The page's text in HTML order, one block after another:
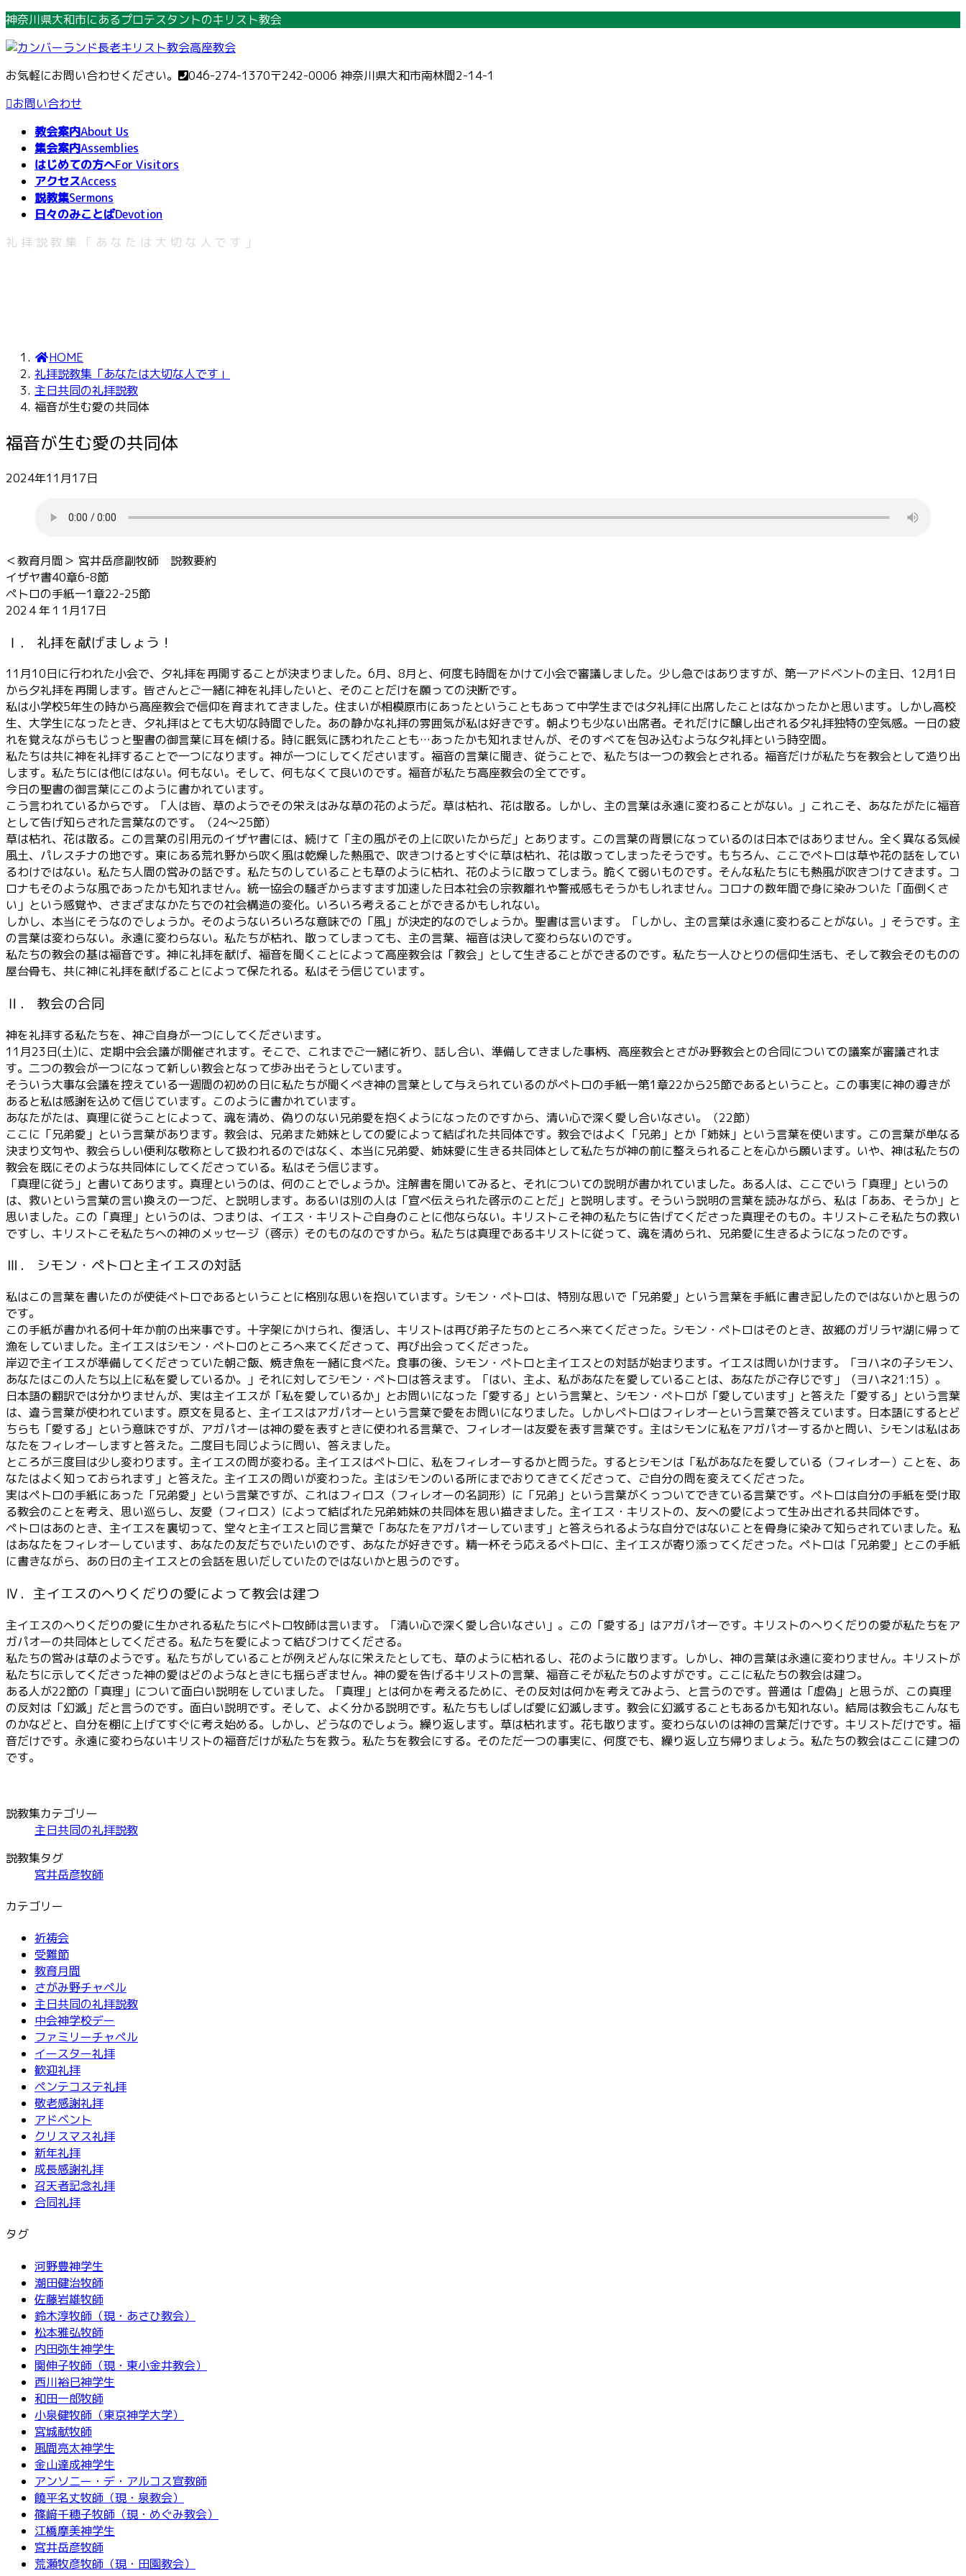
コ
テ
ン
ツ
へ
ナ
ゲ
ー
シ
ョ
神奈川県大和市にあるプロテスタントのキリスト教会
お気軽にお問い合わせください。 046-274-1370〒242-0006 神奈川県大和市南林間2-14-1
お問い合わせ
教会案内About Us
集会案内Assemblies
はじめての方へFor Visitors
アクセスAccess
説教集Sermons
日々のみことばDevotion
礼拝説教集「あなたは大切な人です」
HOME
礼拝説教集「あなたは大切な人です」
主日共同の礼拝説教
福音が生む愛の共同体
福音が生む愛の共同体
2024年11月17日
＜教育月間＞ 宮井岳彦副牧師 説教要約
イザヤ書40章6-8節
ペトロの手紙一1章22-25節
202４年１1月17日
Ⅰ． 礼拝を献げましょう！
11月10日に行われた小会で、夕礼拝を再開することが決まりました。6月、8月と、何度も時間をかけて小会で審議しました。少し急ではありますが、第一アドベントの主日、12月1日
から夕礼拝を再開します。皆さんとご一緒に神を礼拝したいと、そのことだけを願っての決断です。
私は小学校5年生の時から高座教会で信仰を育まれてきました。住まいが相模原市にあったということもあって中学生までは夕礼拝に出席したことはなかったかと思います。しかし高校
生、大学生になったとき、夕礼拝はとても大切な時間でした。あの静かな礼拝の雰囲気が私は好きです。朝よりも少ない出席者。それだけに醸し出される夕礼拝独特の空気感。一日の疲
れを覚えながらもじっと聖書の御言葉に耳を傾ける。時に眠気に誘われたことも…あったかも知れませんが、そのすべてを包み込むような夕礼拝という時空間。
私たちは共に神を礼拝することで一つになります。神が一つにしてくださいます。福音の言葉に聞き、従うことで、私たちは一つの教会とされる。福音だけが私たちを教会として造り出
します。私たちには他にはない。何もない。そして、何もなくて良いのです。福音が私たち高座教会の全てです。
今日の聖書の御言葉にこのように書かれています。
こう言われているからです。「人は皆、草のようでその栄えはみな草の花のようだ。草は枯れ、花は散る。しかし、主の言葉は永遠に変わることがない。」これこそ、あなたがたに福音
として告げ知らされた言葉なのです。（24〜25節）
草は枯れ、花は散る。この言葉の引用元のイザヤ書には、続けて「主の風がその上に吹いたからだ」とあります。この言葉の背景になっているのは日本ではありません。全く異なる気候
風土、パレスチナの地です。東にある荒れ野から吹く風は乾燥した熱風で、吹きつけるとすぐに草は枯れ、花は散ってしまったそうです。もちろん、ここでペトロは草や花の話をしてい
るわけではない。私たち人間の営みの話です。私たちのしていることも草のように枯れ、花のように散ってしまう。脆くて弱いものです。そんな私たちにも熱風が吹きつけてきます。コ
ロナもそのような風であったかも知れません。統一協会の騒ぎからますます加速した日本社会の宗教離れや警戒感もそうかもしれません。コロナの数年間で身に染みついた「面倒くさ
い」という感覚や、さまざまなかたちでの社会構造の変化。いろいろ考えることができるかもしれない。
しかし、本当にそうなのでしょうか。そのようないろいろな意味での「風」が決定的なのでしょうか。聖書は言います。「しかし、主の言葉は永遠に変わることがない。」そうです。主
の言葉は変わらない。永遠に変わらない。私たちが枯れ、散ってしまっても、主の言葉、福音は決して変わらないのです。
私たちの教会の基は福音です。神に礼拝を献げ、福音を聞くことによって高座教会は「教会」として生きることができるのです。私たち一人ひとりの信仰生活も、そして教会そのものの
屋台骨も、共に神に礼拝を献げることによって保たれる。私はそう信じています。
Ⅱ． 教会の合同
神を礼拝する私たちを、神ご自身が一つにしてくださいます。
11月23日(土)に、定期中会会議が開催されます。そこで、これまでご一緒に祈り、話し合い、準備してきました事柄、高座教会とさがみ野教会との合同についての議案が審議されま
す。二つの教会が一つになって新しい教会となって歩み出そうとしています。
そういう大事な会議を控えている一週間の初めの日に私たちが聞くべき神の言葉として与えられているのがペトロの手紙一第1章22から25節であるということ。この事実に神の導きが
あると私は感謝を込めて信じています。このように書かれています。
あなたがたは、真理に従うことによって、魂を清め、偽りのない兄弟愛を抱くようになったのですから、清い心で深く愛し合いなさい。（22節）
ここに「兄弟愛」という言葉があります。教会は、兄弟また姉妹としての愛によって結ばれた共同体です。教会ではよく「兄弟」とか「姉妹」という言葉を使います。この言葉が単なる
決まり文句や、教会らしい便利な敬称として扱われるのではなく、本当に兄弟愛、姉妹愛に生きる共同体として私たちが神の前に整えられることを心から願います。いや、神は私たちの
教会を既にそのような共同体にしてくださっている。私はそう信じます。
「真理に従う」と書いてあります。真理というのは、何のことでしょうか。注解書を開いてみると、それについての説明が書かれていました。ある人は、ここでいう「真理」というの
は、救いという言葉の言い換えの一つだ、と説明します。あるいは別の人は「宣べ伝えられた啓示のことだ」と説明します。そういう説明の言葉を読みながら、私は「ああ、そうか」と
思いました。この「真理」というのは、つまりは、イエス・キリストご自身のことに他ならない。キリストこそ神の私たちに告げてくださった真理そのもの。キリストこそ私たちの救い
ですし、キリストこそ私たちへの神のメッセージ（啓示）そのものなのですから。私たちは真理であるキリストに従って、魂を清められ、兄弟愛に生きるようになったのです。
Ⅲ． シモン・ペトロと主イエスの対話
私はこの言葉を書いたのが使徒ペトロであるということに格別な思いを抱いています。シモン・ペトロは、特別な思いで「兄弟愛」という言葉を手紙に書き記したのではないかと思うの
です。
この手紙が書かれる何十年か前の出来事です。十字架にかけられ、復活し、キリストは再び弟子たちのところへ来てくださった。シモン・ペトロはそのとき、故郷のガリラヤ湖に帰って
漁をしていました。主イエスはシモン・ペトロのところへ来てくださって、再び出会ってくださった。
岸辺で主イエスが準備してくださっていた朝ご飯、焼き魚を一緒に食べた。食事の後、シモン・ペトロと主イエスとの対話が始まります。イエスは問いかけます。「ヨハネの子シモン、
あなたはこの人たち以上に私を愛しているか。」それに対してシモン・ペトロは答えます。「はい、主よ、私があなたを愛していることは、あなたがご存じです」（ヨハネ21:15）。
日本語の翻訳では分かりませんが、実は主イエスが「私を愛しているか」とお問いになった「愛する」という言葉と、シモン・ペトロが「愛しています」と答えた「愛する」という言葉
は、違う言葉が使われています。原文を見ると、主イエスはアガパオーという言葉で愛をお問いになりました。しかしペトロはフィレオーという言葉で答えています。日本語にするとど
ちらも「愛する」という意味ですが、アガパオーは神の愛を表すときに使われる言葉で、フィレオーは友愛を表す言葉です。主はシモンに私をアガパオーするかと問い、シモンは私はあ
なたをフィレオーしますと答えた。二度目も同じように問い、答えました。
ところが三度目は少し変わります。主イエスの問が変わる。主イエスはペトロに、私をフィレオーするかと問うた。するとシモンは「私があなたを愛している（フィレオー）ことを、あ
なたはよく知っておられます」と答えた。主イエスの問いが変わった。主はシモンのいる所にまでおりてきてくださって、ご自分の問を変えてくださった。
実はペトロの手紙にあった「兄弟愛」という言葉ですが、これはフィロス（フィレオーの名詞形）に「兄弟」という言葉がくっついてできている言葉です。ペトロは自分の手紙を受け取
る教会のことを考え、思い巡らし、友愛（フィロス）によって結ばれた兄弟姉妹の共同体を思い描きました。主イエス・キリストの、友への愛によって生み出される共同体です。
ペトロはあのとき、主イエスを裏切って、堂々と主イエスと同じ言葉で「あなたをアガパオーしています」と答えられるような自分ではないことを骨身に染みて知らされていました。私
はあなたをフィレオーしています、あなたの友だちでいたいのです、あなたが好きです。精一杯そう応えるペトロに、主イエスが寄り添ってくださった。ペトロは「兄弟愛」とこの手紙
に書きながら、あの日の主イエスとの会話を思いだしていたのではないかと思うのです。
Ⅳ．主イエスのへりくだりの愛によって教会は建つ
主イエスのへりくだりの愛に生かされる私たちにペトロ牧師は言います。「清い心で深く愛し合いなさい」。この「愛する」はアガパオーです。キリストのへりくだりの愛が私たちをア
ガパオーの共同体としてくださる。私たちを愛によって結びつけてくださる。
私たちの営みは草のようです。私たちがしていることが例えどんなに栄えたとしても、草のように枯れるし、花のように散ります。しかし、神の言葉は永遠に変わりません。キリストが
私たちに示してくださった神の愛はどのようなときにも揺らぎません。神の愛を告げるキリストの言葉、福音こそが私たちのよすがです。ここに私たちの教会は建つ。
ある人が22節の「真理」について面白い説明をしていました。「真理」とは何かを考えるために、その反対は何かを考えてみよう、と言うのです。普通は「虚偽」と思うが、この真理
の反対は「幻滅」だと言うのです。面白い説明です。そして、よく分かる説明です。私たちもしばしば愛に幻滅します。教会に幻滅することもあるかも知れない。結局は教会もこんなも
のかなどと、自分を棚に上げてすぐに考え始める。しかし、どうなのでしょう。繰り返します。草は枯れます。花も散ります。変わらないのは神の言葉だけです。キリストだけです。福
音だけです。永遠に変わらないキリストの福音だけが私たちを救う。私たちを教会にする。そのただ一つの事実に、何度でも、繰り返し立ち帰りましょう。私たちの教会はここに建つの
です。
説教集カテゴリー
主日共同の礼拝説教
説教集タグ
宮井岳彦牧師
カテゴリー
祈祷会
受難節
教育月間
さがみ野チャペル
主日共同の礼拝説教
中会神学校デー
ファミリーチャペル
イースター礼拝
歓迎礼拝
ペンテコステ礼拝
敬老感謝礼拝
アドベント
クリスマス礼拝
新年礼拝
成長感謝礼拝
召天者記念礼拝
合同礼拝
タグ
河野豊神学生
潮田健治牧師
佐藤岩雄牧師
鈴木淳牧師（現・あさひ教会）
松本雅弘牧師
内田弥生神学生
関伸子牧師（現・東小金井教会）
西川裕巳神学生
和田一郎牧師
小泉健牧師（東京神学大学）
宮城献牧師
風間亮太神学生
金山達成神学生
アンソニー・デ・アルコス宣教師
饒平名丈牧師（現・泉教会）
篠﨑千穂子牧師（現・めぐみ教会）
江橋摩美神学生
宮井岳彦牧師
荒瀬牧彦牧師（現・田園教会）